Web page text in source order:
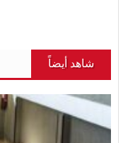
شاهد أيضاً